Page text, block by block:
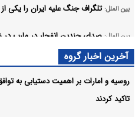
بین الملل: تلگراف جنگ علیه ایران را یکی
بین الملل: صدای چندین انفجار در مارب
آخرین اخبار گروه
روسیه و امارات بر اهمیت دستیابی به
تاکید کردند